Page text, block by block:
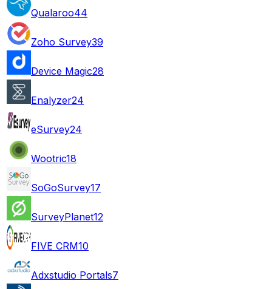
Qualaroo44
Zoho Survey39
Device Magic28
Enalyzer24
eSurvey24
Wootric18
SoGoSurvey17
SurveyPlanet12
FIVE CRM10
Adxstudio Portals7